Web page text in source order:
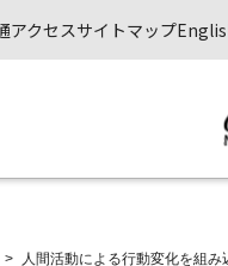
アクセスサイトマップ
> 人間活動による行動変化を組